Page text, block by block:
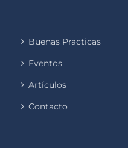
Buenas Practicas
Eventos
Artículos
Contacto